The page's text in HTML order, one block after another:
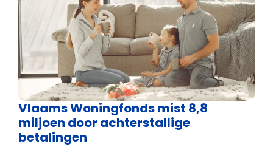
Vlaams Woningfonds mist 8,8
miljoen door achterstallige
betalingen